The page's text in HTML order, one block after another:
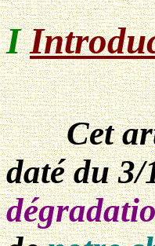
I
Cet
daté du